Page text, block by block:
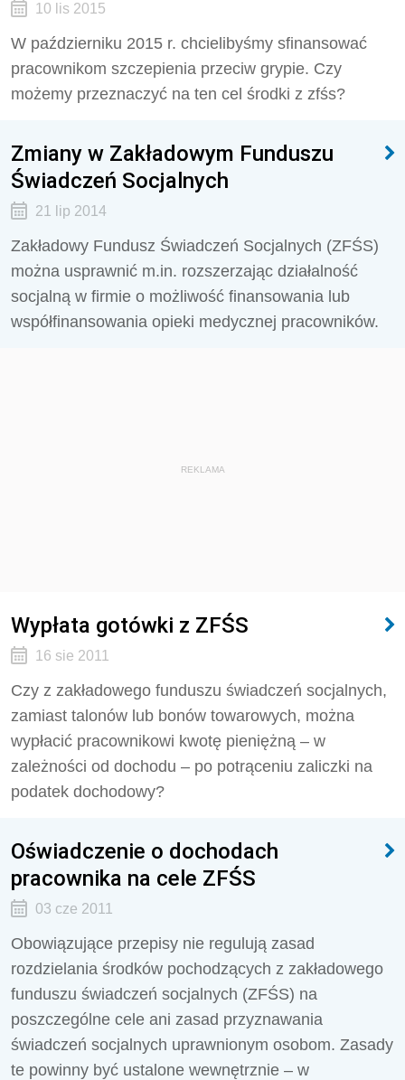
10 lis 2015
W październiku 2015 r. chcielibyśmy sfinansować
pracownikom szczepienia przeciw grypie. Czy
możemy przeznaczyć na ten cel środki z zfśs?
Zmiany w Zakładowym Funduszu
Świadczeń Socjalnych
21 lip 2014
Zakładowy Fundusz Świadczeń Socjalnych (ZFŚS)
można usprawnić m.in. rozszerzając działalność
socjalną w firmie o możliwość finansowania lub
współfinansowania opieki medycznej pracowników.
REKLAMA
Wypłata gotówki z ZFŚS
16 sie 2011
Czy z zakładowego funduszu świadczeń socjalnych,
zamiast talonów lub bonów towarowych, można
wypłacić pracownikowi kwotę pieniężną – w
zależności od dochodu – po potrąceniu zaliczki na
podatek dochodowy?
Oświadczenie o dochodach
pracownika na cele ZFŚS
03 cze 2011
Obowiązujące przepisy nie regulują zasad
rozdzielania środków pochodzących z zakładowego
funduszu świadczeń socjalnych (ZFŚS) na
poszczególne cele ani zasad przyznawania
świadczeń socjalnych uprawnionym osobom. Zasady
te powinny być ustalone wewnętrznie – w